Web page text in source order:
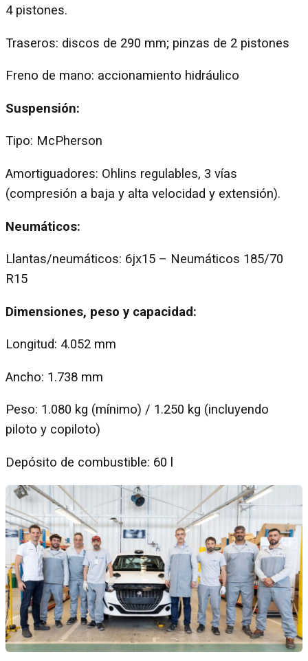
4 pistones.
Traseros: discos de 290 mm; pinzas de 2 pistones
Freno de mano: accionamiento hidráulico
Suspensión:
Tipo: McPherson
Amortiguadores: Ohlins regulables, 3 vías
(compresión a baja y alta velocidad y extensión).
Neumáticos:
Llantas/neumáticos: 6jx15 – Neumáticos 185/70
R15
Dimensiones, peso y capacidad:
Longitud: 4.052 mm
Ancho: 1.738 mm
Peso: 1.080 kg (mínimo) / 1.250 kg (incluyendo
piloto y copiloto)
Depósito de combustible: 60 l